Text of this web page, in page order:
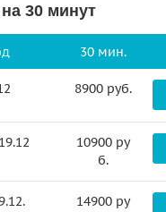
30 минут
30 мин.
8900 руб.
10900 ру
б.
14900 ру